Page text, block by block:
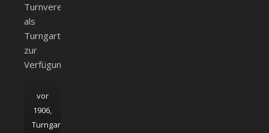
Turnverein
als
Turngarten
zur
Verfügung.
vor
1906,
Turngarten;